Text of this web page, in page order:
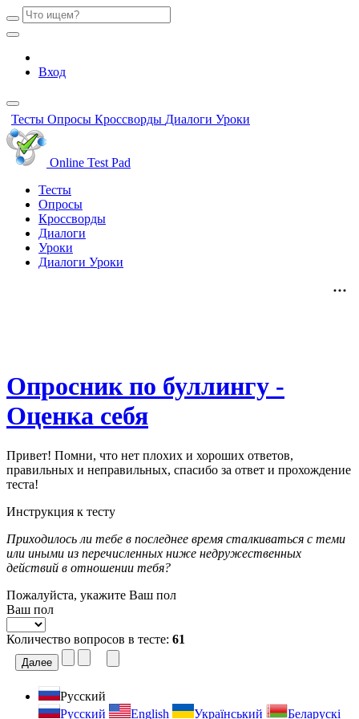
Вход
Тесты Опросы Кроссворды Диалоги Уроки
Online Test Pad
Тесты
Опросы
Кроссворды
Диалоги
Уроки
Диалоги Уроки
Опросник по буллингу -
Оценка себя
Привет! Помни, что нет плохих и хороших ответов,
правильных и неправильных, спасибо за ответ и прохождение
теста!
Инструкция к тесту
Приходилось ли тебе в последнее время сталкиваться с теми
или иными из перечисленных ниже недружественных
действий в отношении тебя?
Пожалуйста, укажите Ваш пол
Ваш пол
Количество вопросов в тесте: 61
Русский
Русский
English Український Беларускі